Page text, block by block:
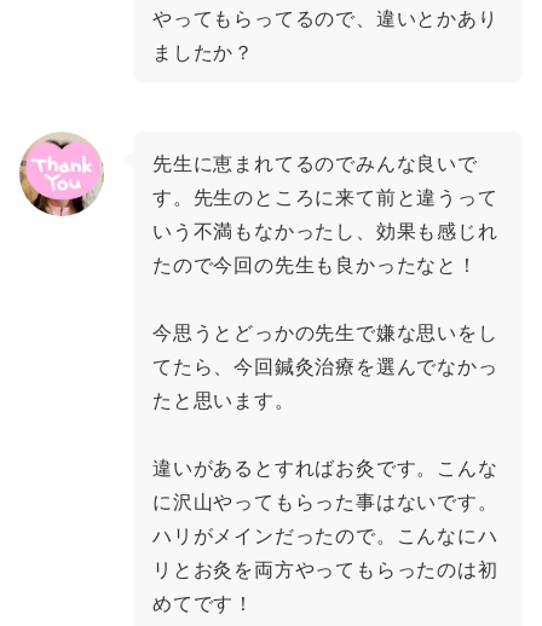
やってもらってるので、違いとかあり
ましたか？
先生に恵まれてるのでみんな良いで
す。先生のところに来て前と違うって
いう不満もなかったし、効果も感じれ
たので今回の先生も良かったなと！
今思うとどっかの先生で嫌な思いをし
てたら、今回鍼灸治療を選んでなかっ
たと思います。
違いがあるとすればお灸です。こんな
に沢山やってもらった事はないです。
ハリがメインだったので。こんなにハ
リとお灸を両方やってもらったのは初
めてです！